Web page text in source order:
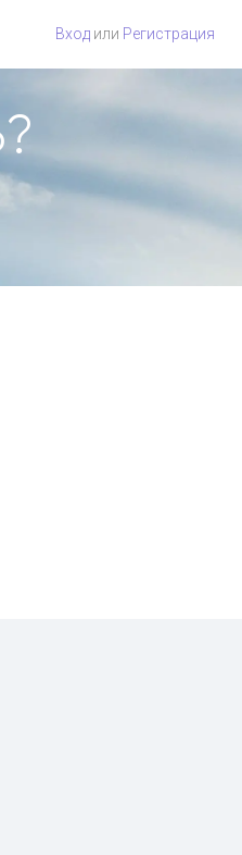
Вход или Регистрация